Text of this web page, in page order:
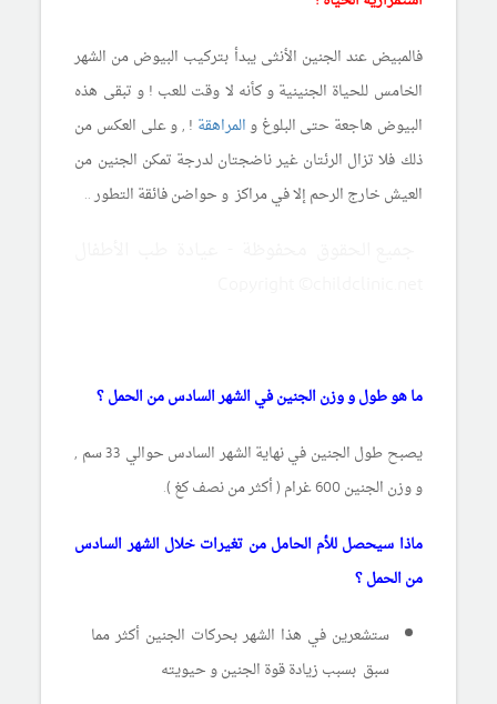
فالمبيض عند الجنين الأنثى يبدأ بتركيب البيوض من الشهر
الخامس للحياة الجنينية و كأنه لا وقت للعب ! و تبقى هذه
البيوض هاجعة حتى البلوغ والمراهقة ! , و على العكس من
ذلك فلا تزال الرئتان غير ناضجتان لدرجة تمكن الجنين من
العيش خارج الرحم إلا في مراكز و حواضن فائقة التطور ..
ما هو طول و وزن الجنين في الشهر السادس من الحمل ؟
يصبح طول الجنين في نهاية الشهر السادس حوالي 33 سم ,
و وزن الجنين 600 غرام ( أكثر من نصف كغ ).
ماذا سيحصل للأم الحامل من تغيرات خلال الشهر السادس
من الحمل ؟
ستشعرين في هذا الشهر بحركات الجنين أكثر مما
سبق بسبب زيادة قوة الجنين و حيويته